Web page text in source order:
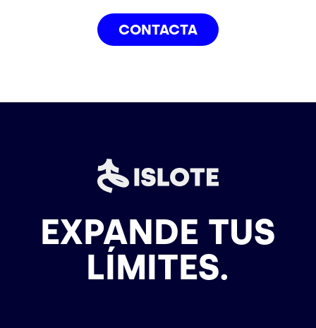
CONTACTA
EXPANDE TUS
LÍMITES.